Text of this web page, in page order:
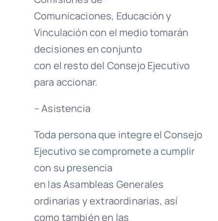
Comunicaciones, Educación y
Vinculación con el medio tomarán
decisiones en conjunto
con el resto del Consejo Ejecutivo
para accionar.
– Asistencia
Toda persona que integre el Consejo
Ejecutivo se compromete a cumplir
con su presencia
en las Asambleas Generales
ordinarias y extraordinarias, así
como también en las